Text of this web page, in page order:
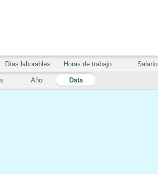
Año Data
Días laborables Horas de trabajo Salario